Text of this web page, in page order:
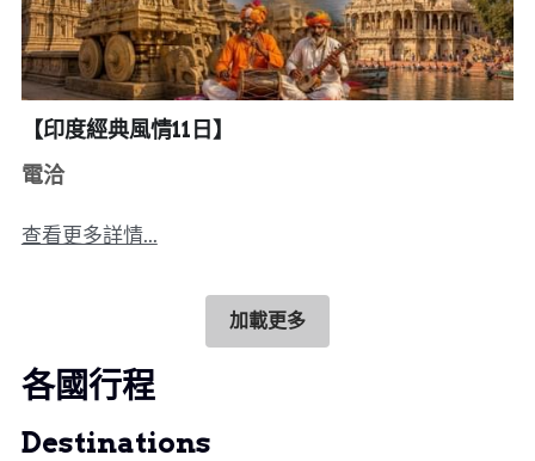
【印度經典風情11日】
電洽
查看更多詳情...
加載更多
各國行程
Destinations